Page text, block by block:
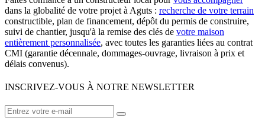
dans la globalité de votre projet à Aguts : recherche de votre terrain
constructible, plan de financement, dépôt du permis de construire,
suivi de chantier, jusqu'à la remise des clés de votre maison
entièrement personnalisée, avec toutes les garanties liées au contrat
CMI (garantie décennale, dommages-ouvrage, livraison à prix et
délais convenus).
INSCRIVEZ-VOUS À NOTRE NEWSLETTER